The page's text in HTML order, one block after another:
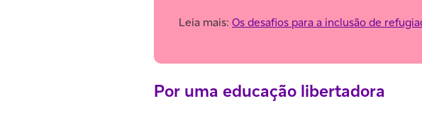
Leia mais: Os desafios para a inclusão de
Por uma educação libertadora